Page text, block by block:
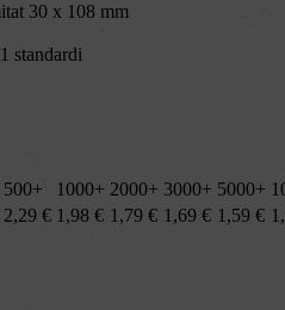
30 x 108 mm
standardi
500+ 1000+ 2000+ 3000+ 5000+
2,29 € 1,98 € 1,79 € 1,69 € 1,59 €